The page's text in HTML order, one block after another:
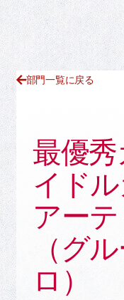
部門一覧に戻る
最優
イド
アー
（グ
ロ）